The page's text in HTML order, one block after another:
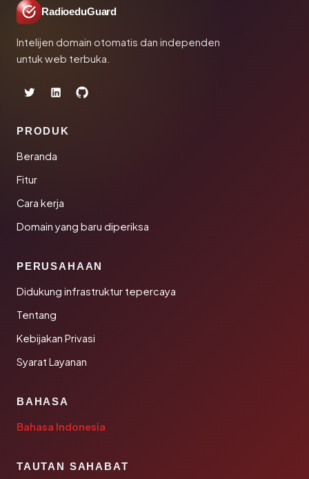
RadioeduGuard
Intelijen domain otomatis dan independen
untuk web terbuka.
PRODUK
Beranda
Fitur
Cara kerja
Domain yang baru diperiksa
PERUSAHAAN
Didukung infrastruktur tepercaya
Tentang
Kebijakan Privasi
Syarat Layanan
BAHASA
Bahasa Indonesia
TAUTAN SAHABAT